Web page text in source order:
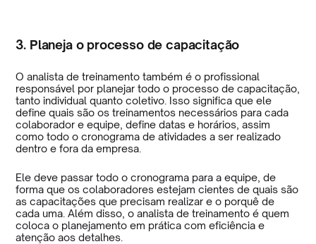
3. Planeja o processo de capacitação
O analista de treinamento também é o profissional
responsável por planejar todo o processo de capacitação,
tanto individual quanto coletivo. Isso significa que ele
define quais são os treinamentos necessários para cada
colaborador e equipe, define datas e horários, assim
como todo o cronograma de atividades a ser realizado
dentro e fora da empresa.
Ele deve passar todo o cronograma para a equipe, de
forma que os colaboradores estejam cientes de quais são
as capacitações que precisam realizar e o porquê de
cada uma. Além disso, o analista de treinamento é quem
coloca o planejamento em prática com eficiência e
atenção aos detalhes.